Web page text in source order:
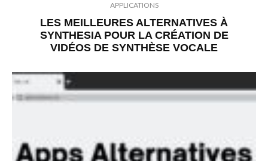
APPLICATIONS
LES MEILLEURES ALTERNATIVES À
SYNTHESIA POUR LA CRÉATION DE
VIDÉOS DE SYNTHÈSE VOCALE